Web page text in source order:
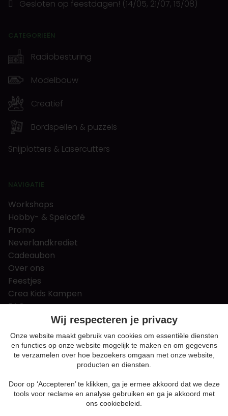
Gesloten op feestdagen! (14/05, 21/07, 15/08)
CATEGORIEËN
Radiobesturing
Modelbouw
Creatief
Bordspellen & puzzels
Snijplotters & Lasercutters
NAVIGATIE
Workshops
Hobby- & Spelcafé
Promo
Neverlandkrediet
Cadeaubon
Over ons
Feestjes
Crea Kids Kampen
FAQ
Tips & tricks
Contact
Nieuws & Vacatures
Algemene voorwaarden
Privacy en cookie policy
Wij respecteren je privacy
Onze website maakt gebruik van cookies om essentiële diensten
en functies op onze website mogelijk te maken en om gegevens
te verzamelen over hoe bezoekers omgaan met onze website,
producten en diensten.
Door op ‘Accepteren’ te klikken, ga je ermee akkoord dat we deze
tools voor reclame en analyse gebruiken en ga je akkoord met
ons cookiebeleid.